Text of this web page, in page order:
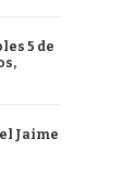
5 de
Jaime